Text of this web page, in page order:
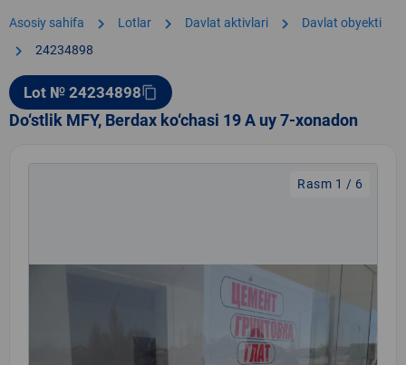
Asosiy sahifa chevron_right Lotlar chevron_right Davlat aktivlari chevron_right Davlat obyekti
chevron_right 24234898
Lot № 24234898content_copy
Do‘stlik MFY, Berdax ko‘chasi 19 A uy 7-xonadon
Rasm 1 / 6